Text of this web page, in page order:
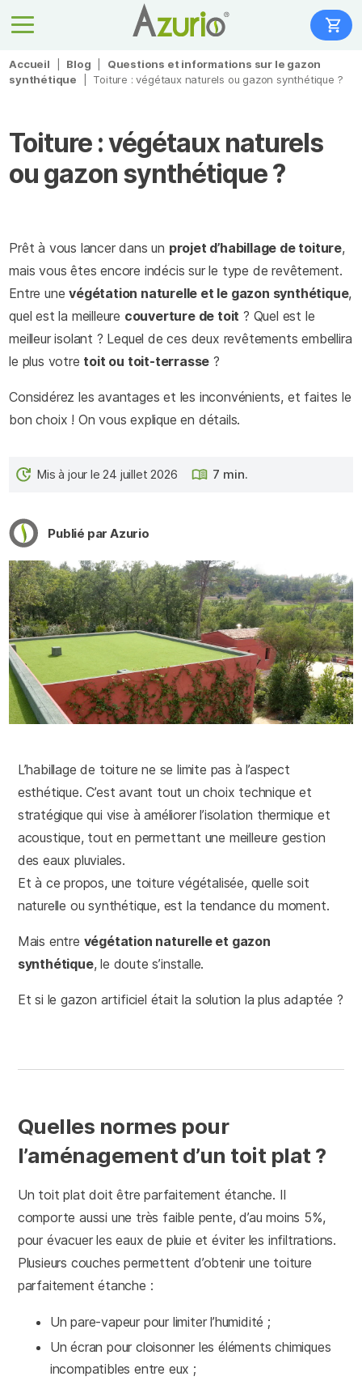
Accueil Blog
Questions et informations sur le gazon
synthétique
Toiture : végétaux naturels ou gazon synthétique ?
Toiture : végétaux naturels
ou gazon synthétique ?
Mis à jour le 24 juillet 2026 7 min.
Prêt à vous lancer dans un projet d’habillage de toiture,
mais vous êtes encore indécis sur le type de revêtement.
Entre unevégétation naturelle et le gazon synthétique,
quel est la meilleure couverture de toit ? Quel est le
meilleur isolant ? Lequel de ces deux revêtements embellira
le plus votre toit ou toit-terrasse ?
Considérez les avantages et les inconvénients, et faites le
bon choix ! On vous explique en détails.
Publié par Azurio
L’habillage de toiture ne se limite pas à l’aspect
esthétique. C’est avant tout un choix technique et
stratégique qui vise à améliorer l’isolation thermique et
acoustique, tout en permettant une meilleure gestion
des eaux pluviales.
Et à ce propos, une toiture végétalisée, quelle soit
naturelle ou synthétique, est la tendance du moment.
Mais entre végétation naturelle et gazon
synthétique, le doute s’installe.
Et si le gazon artificiel était la solution la plus adaptée ?
Quelles normes pour
l’aménagement d’un toit plat ?
Un toit plat doit être parfaitement étanche. Il
comporte aussi une très faible pente, d’au moins 5%,
pour évacuer les eaux de pluie et éviter les infiltrations.
Plusieurs couches permettent d’obtenir une toiture
parfaitement étanche :
Un pare-vapeur pour limiter l’humidité ;
Un écran pour cloisonner les éléments chimiques
incompatibles entre eux ;